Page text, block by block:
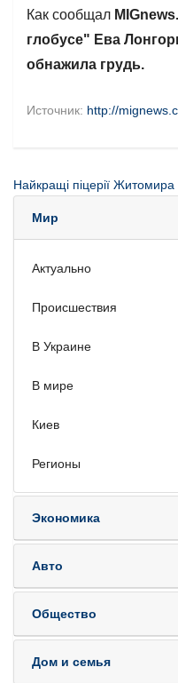
Как сообщал
глобусе" Ева
обнажила грудь.
Источник: http://
Найкращі піцерії Житомира
Мир
Актуально
Происшествия
В Украине
В мире
Киев
Регионы
Экономика
Авто
Общество
Дом и семья